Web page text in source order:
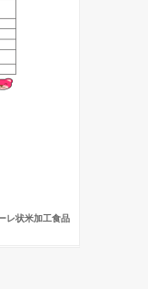
レ状米加工食品